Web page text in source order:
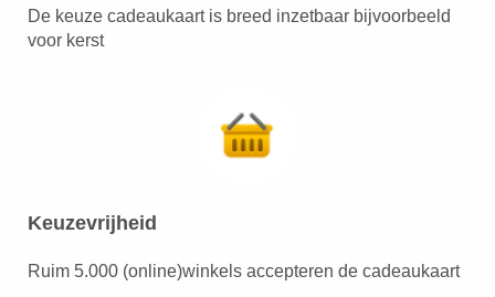
De keuze cadeaukaart is breed inzetbaar bijvoorbeeld
voor kerst
Keuzevrijheid
Ruim 5.000 (online)winkels accepteren de cadeaukaart